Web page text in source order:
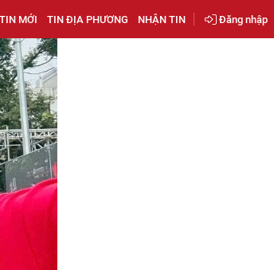
TIN MỚI TIN ĐỊA PHƯƠNG NHẬN TIN Đăng nhập